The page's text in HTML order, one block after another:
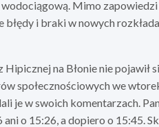
wodociągową. Mimo
i braki w nowych
na Błonie nie pojawił
społecznościowych we
je w swoich komentarzach.
o 15:26, a dopiero o 15:45.